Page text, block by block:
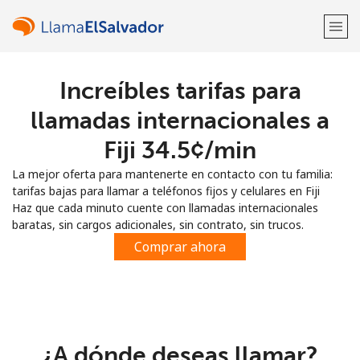
¡Bienvenido!
Regístrate con
Increíbles tarifas para
llamadas internacionales a
Fiji ⁦34.5¢⁩/min
La mejor oferta para mantenerte en contacto con tu familia:
tarifas bajas para llamar a teléfonos fijos y celulares en Fiji
Haz que cada minuto cuente con llamadas internacionales
baratas, sin cargos adicionales, sin contrato, sin trucos.
Comprar ahora